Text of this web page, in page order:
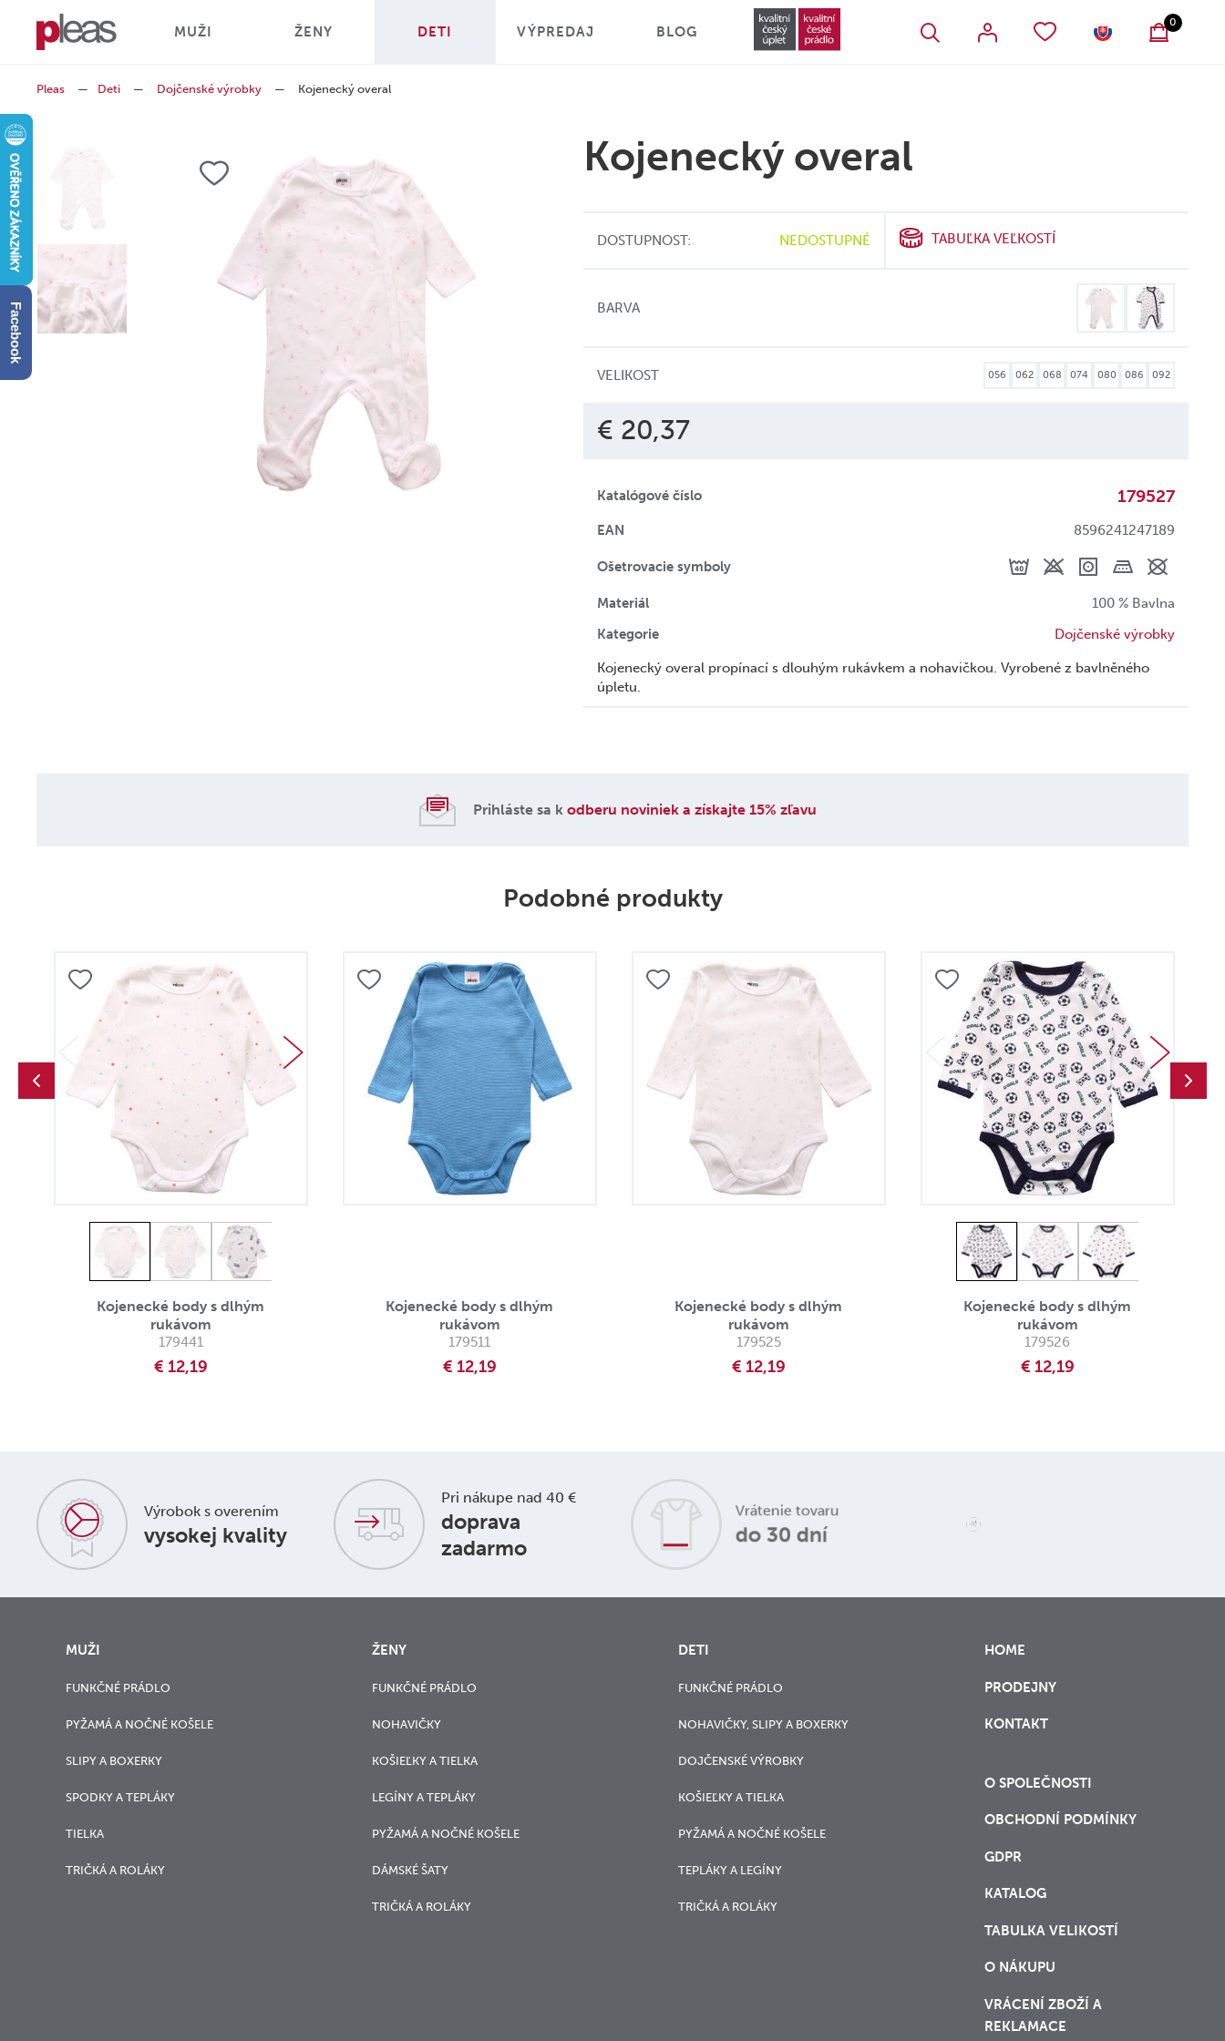
0
SLOVENSKO
MUŽI ŽENY DETI VÝPREDAJ BLOG
Pleas — Deti — Dojčenské výrobky — Kojenecký overal
Kojenecký overal
DOSTUPNOST: NEDOSTUPNÉ TABUĽKA VEĽKOSTÍ
BARVA
VELIKOST 056 062 068 074 080 086 092
€ 20,37
Katalógové číslo 179527
EAN 8596241247189
Ošetrovacie symboly
Materiál
100 % Bavlna
Kategorie
Dojčenské výrobky
Kojenecký overal propínací s dlouhým rukávkem a nohavičkou. Vyrobené z bavlněného
úpletu.
Prihláste sa k odberu noviniek a získajte 15% zľavu
Podobné produkty
Kojenecké body s dlhým
rukávom
179441
€ 12,19
Kojenecké body s dlhým
rukávom
179511
€ 12,19
Kojenecké body s dlhým
rukávom
179525
€ 12,19
Kojenecké body s dlhým
rukávom
179526
€ 12,19
Výrobok s overením
vysokej kvality
Pri nákupe nad 40 €
doprava
zadarmo
Vrátenie tovaru
do 30 dní
MUŽI
FUNKČNÉ PRÁDLO
PYŽAMÁ A NOČNÉ KOŠELE
SLIPY A BOXERKY
SPODKY A TEPLÁKY
TIELKA
TRIČKÁ A ROLÁKY
ŽENY
FUNKČNÉ PRÁDLO
NOHAVIČKY
KOŠIEĽKY A TIELKA
LEGÍNY A TEPLÁKY
PYŽAMÁ A NOČNÉ KOŠELE
DÁMSKÉ ŠATY
TRIČKÁ A ROLÁKY
DETI
FUNKČNÉ PRÁDLO
NOHAVIČKY, SLIPY A BOXERKY
DOJČENSKÉ VÝROBKY
KOŠIEĽKY A TIELKA
PYŽAMÁ A NOČNÉ KOŠELE
TEPLÁKY A LEGÍNY
TRIČKÁ A ROLÁKY
HOME
PRODEJNY
KONTAKT
O SPOLEČNOSTI
OBCHODNÍ PODMÍNKY
GDPR
KATALOG
TABULKA VELIKOSTÍ
O NÁKUPU
VRÁCENÍ ZBOŽÍ A
REKLAMACE
Facebook